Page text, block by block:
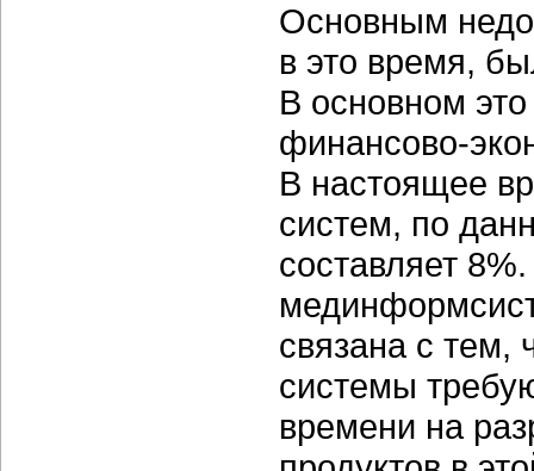
Основным
в это время,
В основном
финансово-
В настоящее
систем, по
составляет
связана с тем,
системы
времени на